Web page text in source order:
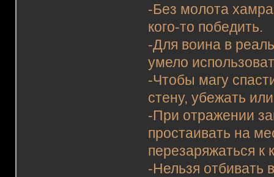
-Без молота
кого-то победить.
-Для воина в
умело
-Чтобы магу
стену, убежать
-При отражении
простаивать на
перезаряжаться к
-Нельзя отбивать